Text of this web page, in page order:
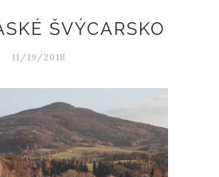
ŠVÝCARSKO
11/19/2018